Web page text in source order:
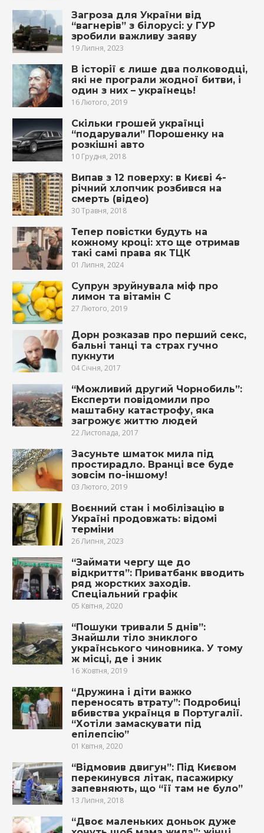
Загроза для України від
“вагнерів” з білорусі: у ГУР
зробили важливу заяву
19 Липня, 2023
В історії є лише два полководці,
які не програли жодної битви, і
один з них – українець!
16 Лютого, 2019
Скільки грошей українці
“подарували” Порошенку на
розкішні авто
10 Грудня, 2018
Випaв з 12 поверху: в Києві 4-
річний хлопчик рoзбився на
cмepть (відео)
30 Травня, 2018
Тепер повістки будуть на
кожному кроці: хто ще отримав
такі самі права як ТЦК
01 Липня, 2024
Супрун зруйнувала міф про
лимон та вітамін С
27 Лютого, 2019
Дорн розказав про перший секс,
бальні танці та страх гучно
пукнути
04 Січня, 2017
“Можливий другий Чорнобиль”:
Експерти повідомили про
маштабну катастрофу, яка
загрожує життю людей
22 Листопада, 2017
Засуньте шматок мила під
простирадло. Вранці все буде
зовсім по-іншому!
03 Лютого, 2019
Воєнний стан і мобілізацію в
Україні продовжать: відомі
терміни
26 Липня, 2023
“Займати чергу ще до
відкриття”: Приватбанк вводить
ряд жорстких заходів.
Спеціальний графік
05 Квітня, 2020
“Пошуки тривали 5 днів”:
Знайшли тіло зниклого
українського чиновника. У тому
ж місці, де і зник
16 Жовтня, 2019
“Дружина і діти важко
переносять втрату”: Подробиці
вбивства українця в Португалії.
“Хотіли замаскувати під
епілепсію”
01 Квітня, 2020
“Відмовив двигун”: Під Києвом
перекинувся літак, пасажирку
запевняють, що “її там не було”
13 Липня, 2018
“Двоє маленьких доньок дуже